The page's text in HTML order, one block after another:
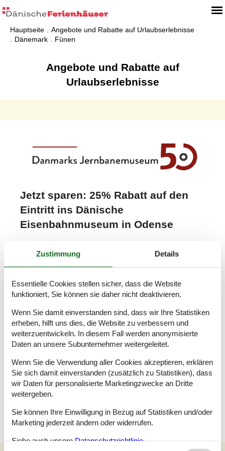
Hauptseite
Angebote und Rabatte auf Urlaubserlebnisse
Dänemark
Fünen
Angebote und Rabatte auf
Urlaubserlebnisse
Jetzt sparen: 25% Rabatt auf den
Eintritt ins Dänische
Eisenbahnmuseum in Odense
an der Kasse 25% Rabatt auf den Eintritt sichern!
(Werbung)
Steigen Sie ein und erleben Sie eine faszinierende Reise
durch die dänische Eisenbahngeschichte – mitten im
begeistert mit beeindruckenden Lokomotiven,
historischen Waggons und interaktiven Ausstellungen für
Kinder und Erwachsene. Fahren Sie mit einem echten
Veteranenzug, drehen Sie eine Runde mit der Mini-Bahn
im Museumsgarten, besuchen Sie die Werkstatt von
Lokomotivführer Busse und den Kinderbahnhof – und
lassen Sie sich von der Welt der Züge verzaubern. Ein
Erlebnis für die ganze Familie – egal ob Eisenbahnfan
oder nicht.
Erhalten Sie 25% Rabatt an der Kasse!
Zustimmung Details
Essentielle Cookies stellen sicher, dass die Website
funktioniert, Sie können sie daher nicht deaktivieren.
Wenn Sie damit einverstanden sind, dass wir Ihre Statistiken
erheben, hilft uns dies, die Website zu verbessern und
weiterzuentwickeln. In diesem Fall werden anonymisierte
Daten an unsere Subunternehmer weitergeleitet.
Wenn Sie die Verwendung aller Cookies akzeptieren, erklären
Sie sich damit einverstanden (zusätzlich zu Statistiken), dass
wir Daten für personalisierte Marketingzwecke an Dritte
weitergeben.
Sie können Ihre Einwilligung in Bezug auf Statistiken und/oder
Marketing jederzeit ändern oder widerrufen.
Siehe auch unsere Datanschutzrichtlinie